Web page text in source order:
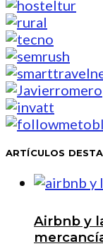
ARTÍCULOS
Airbnb y